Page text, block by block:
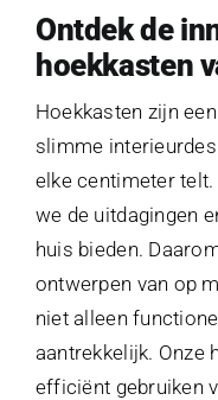
Webshop
Afspraak
Contact
Ontdek de
hoekkasten
Hoekkasten zijn
slimme
elke centimeter
we de uitdagingen
huis bieden.
ontwerpen van op
niet alleen
aantrekkelijk. Onze
efficiënt gebruiken